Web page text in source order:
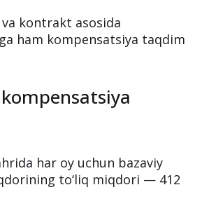
kontrakt asosida
ham kompensatsiya taqdim
har oy uchun bazaviy
to‘liq miqdori — 412